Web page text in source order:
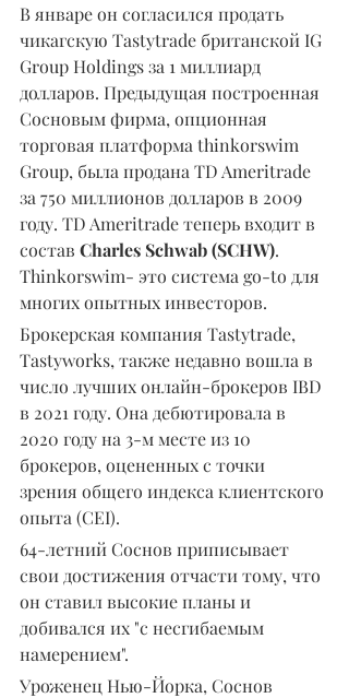
В январе он согласился продать
чикагскую Tastytrade британской IG
Group Holdings за 1 миллиард
долларов. Предыдущая построенная
Сосновым фирма, опционная
торговая платформа thinkorswim
Group, была продана TD Ameritrade
за 750 миллионов долларов в 2009
году. TD Ameritrade теперь входит в
состав Charles Schwab (SCHW).
Thinkorswim- это система go-to для
многих опытных инвесторов.
Брокерская компания Tastytrade,
Tastyworks, также недавно вошла в
число лучших онлайн-брокеров IBD
в 2021 году. Она дебютировала в
2020 году на 3-м месте из 10
брокеров, оцененных с точки
зрения общего индекса клиентского
опыта (CEI).
64-летний Соснов приписывает
свои достижения отчасти тому, что
он ставил высокие планы и
добивался их "с несгибаемым
намерением".
Уроженец Нью-Йорка, Соснов